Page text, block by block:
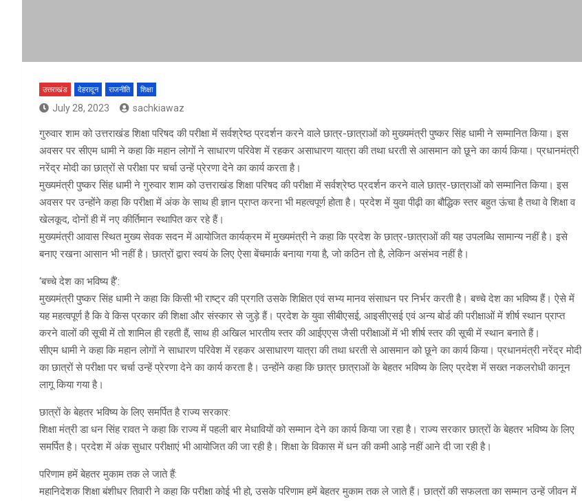
उत्तराखंड देहरादून राजनीति शिक्षा
July 28, 2023 sachkiawaz
गुरुवार शाम को उत्तराखंड शिक्षा परिषद की परीक्षा में सर्वश्रेष्ठ प्रदर्शन करने वाले छात्र-छात्राओं को मुख्यमंत्री पुष्कर सिंह धामी ने सम्मानित किया। इस
अवसर पर सीएम धामी ने कहा कि महान लोगों ने साधारण परिवेश में रहकर असाधारण यात्रा की तथा धरती से आसमान को छूने का कार्य किया। प्रधानमंत्री
नरेंद्र मोदी का छात्रों से परीक्षा पर चर्चा उन्हें प्रेरणा देने का कार्य करता है।
मुख्यमंत्री पुष्कर सिंह धामी ने गुरुवार शाम को उत्तराखंड शिक्षा परिषद की परीक्षा में सर्वश्रेष्ठ प्रदर्शन करने वाले छात्र-छात्राओं को सम्मानित किया। इस
अवसर पर उन्होंने कहा कि परीक्षा में अंक के साथ ही ज्ञान प्राप्त करना भी महत्वपूर्ण होता है। प्रदेश में युवा पीढ़ी का बौद्धिक स्तर बहुत ऊंचा है तथा वे शिक्षा व
खेलकूद, दोनों ही में नए कीर्तिमान स्थापित कर रहे हैं।
मुख्यमंत्री आवास स्थित मुख्य सेवक सदन में आयोजित कार्यक्रम में मुख्यमंत्री ने कहा कि प्रदेश के छात्र-छात्राओं की यह उपलब्धि सामान्य नहीं है। इसे
बनाए रखना आसान भी नहीं है। छात्रों द्वारा स्वयं के लिए ऐसा बेंचमार्क बनाया गया है, जो कठिन तो है, लेकिन असंभव नहीं है।
‘बच्चे देश का भविष्य हैं’:
मुख्यमंत्री पुष्कर सिंह धामी ने कहा कि किसी भी राष्ट्र की प्रगति उसके शिक्षित एवं सभ्य मानव संसाधन पर निर्भर करती है। बच्चे देश का भविष्य हैं। ऐसे में
यह महत्वपूर्ण है कि वे किस प्रकार की शिक्षा और संस्कार से जुड़े हैं। प्रदेश के युवा सीबीएसई, आइसीएसई एवं अन्य बोर्ड की परीक्षाओं में शीर्ष स्थान प्राप्त
करने वालों की सूची में तो शामिल ही रहती हैं, साथ ही अखिल भारतीय स्तर की आईएएस जैसी परीक्षाओं में भी शीर्ष स्तर की सूची में स्थान बनाते हैं।
सीएम धामी ने कहा कि महान लोगों ने साधारण परिवेश में रहकर असाधारण यात्रा की तथा धरती से आसमान को छूने का कार्य किया। प्रधानमंत्री नरेंद्र मोदी
का छात्रों से परीक्षा पर चर्चा उन्हें प्रेरणा देने का कार्य करता है। उन्होंने कहा कि छात्र छात्राओं के बेहतर भविष्य के लिए प्रदेश में सख्त नकलरोधी कानून
लागू किया गया है।
छात्रों के बेहतर भविष्य के लिए समर्पित है राज्य सरकार:
शिक्षा मंत्री डा धन सिंह रावत ने कहा कि राज्य में पहली बार मेधावियों को सम्मान देने का कार्य किया जा रहा है। राज्य सरकार छात्रों के बेहतर भविष्य के लिए
समर्पित है। प्रदेश में अंक सुधार परीक्षाएं भी आयोजित की जा रही है। शिक्षा के विकास में धन की कमी आड़े नहीं आने दी जा रही है।
परिणाम हमें बेहतर मुकाम तक ले जाते हैं:
महानिदेशक शिक्षा बंशीधर तिवारी ने कहा कि परीक्षा कोई भी हो, उसके परिणाम हमें बेहतर मुकाम तक ले जाते हैं। छात्रों की सफलता का सम्मान उन्हें जीवन में